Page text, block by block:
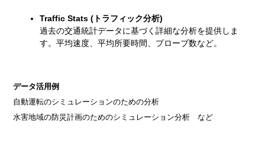
Traffic Stats (トラフィック分析)
過去の交通統計データに基づく詳細な分析を提供しま
す。平均速度、平均所要時間、プローブ数など。
データ活用例
自動運転のシミュレーションのための分析
水害地域の防災計画のためのシミュレーション分析 など